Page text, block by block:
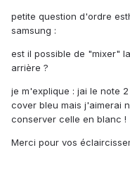
petite question d'ordre
samsung :
est il possible de "mixer"
arrière ?
je m'explique : jai le note
cover bleu mais j'aimerai
conserver celle en blanc !
Merci pour vos